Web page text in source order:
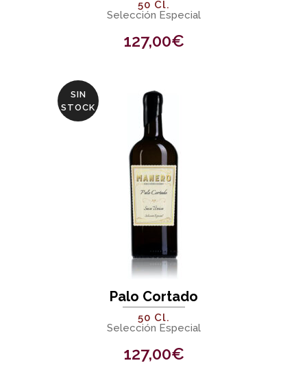
50 Cl.
Selección Especial
127,00€
SIN
STOCK
Palo Cortado
50 Cl.
Selección Especial
127,00€